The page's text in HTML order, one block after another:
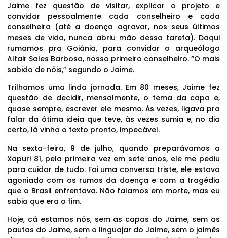
Jaime fez questão de visitar, explicar o projeto e
convidar pessoalmente cada conselheiro e cada
conselheira (até a doença agravar, nos seus últimos
meses de vida, nunca abriu mão dessa tarefa). Daqui
rumamos pra Goiânia, para convidar o arqueólogo
Altair Sales Barbosa, nosso primeiro conselheiro. “O mais
sabido de nóis,” segundo o Jaime.
Trilhamos uma linda jornada. Em 80 meses, Jaime fez
questão de decidir, mensalmente, o tema da capa e,
quase sempre, escrever ele mesmo. Às vezes, ligava pra
falar da ótima ideia que teve, às vezes sumia e, no dia
certo, lá vinha o texto pronto, impecável.
Na sexta-feira, 9 de julho, quando preparávamos a
Xapuri 81, pela primeira vez em sete anos, ele me pediu
para cuidar de tudo. Foi uma conversa triste, ele estava
agoniado com os rumos da doença e com a tragédia
que o Brasil enfrentava. Não falamos em morte, mas eu
sabia que era o fim.
Hoje, cá estamos nós, sem as capas do Jaime, sem as
pautas do Jaime, sem o linguajar do Jaime, sem o jaimês